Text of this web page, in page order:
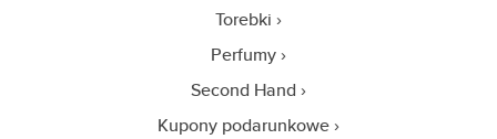
Torebki
Perfumy
Second Hand
Kupony podarunkowe